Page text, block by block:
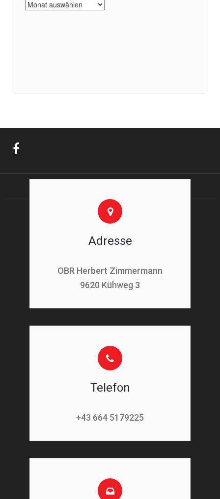
Archiv
Adresse
OBR Herbert Zimmermann
9620 Kühweg 3
Telefon
+43 664 5179225